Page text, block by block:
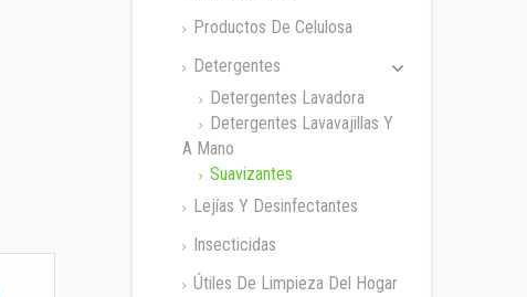
Productos De Celulosa
Detergentes
Detergentes Lavadora
Detergentes Lavavajillas Y
A Mano
Suavizantes
Lejías Y Desinfectantes
Insecticidas
Útiles De Limpieza Del Hogar